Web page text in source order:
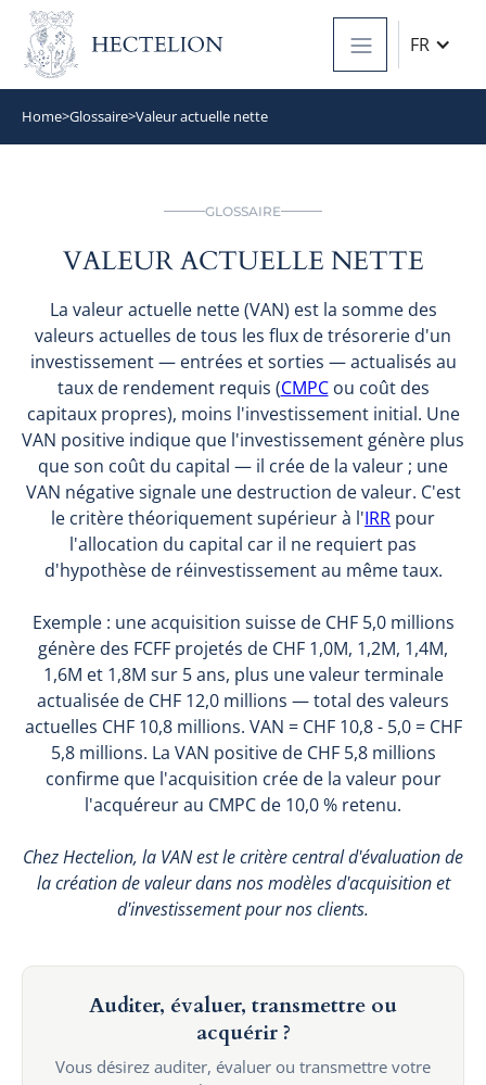
FR
Home>Glossaire>Valeur actuelle nette
GLOSSAIRE
VALEUR ACTUELLE NETTE
La valeur actuelle nette (VAN) est la somme des
valeurs actuelles de tous les flux de trésorerie d'un
investissement — entrées et sorties — actualisés au
taux de rendement requis (CMPCou coût des
capitaux propres), moins l'investissement initial. Une
VAN positive indique que l'investissement génère plus
que son coût du capital — il crée de la valeur ; une
VAN négative signale une destruction de valeur. C'est
le critère théoriquement supérieur à l'IRR pour
l'allocation du capital car il ne requiert pas
d'hypothèse de réinvestissement au même taux.
Exemple : une acquisition suisse de CHF 5,0 millions
génère des FCFF projetés de CHF 1,0M, 1,2M, 1,4M,
1,6M et 1,8M sur 5 ans, plus une valeur terminale
actualisée de CHF 12,0 millions — total des valeurs
actuelles CHF 10,8 millions. VAN = CHF 10,8 - 5,0 = CHF
5,8 millions. La VAN positive de CHF 5,8 millions
confirme que l'acquisition crée de la valeur pour
l'acquéreur au CMPC de 10,0 % retenu.
Chez Hectelion, la VAN est le critère central d'évaluation de
la création de valeur dans nos modèles d'acquisition et
d'investissement pour nos clients.
Auditer, évaluer, transmettre ou
acquérir ?
Vous désirez auditer, évaluer ou transmettre votre